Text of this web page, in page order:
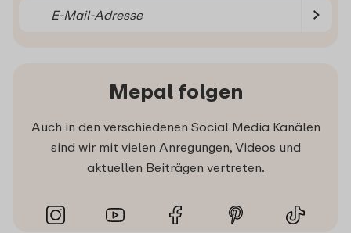
Mepal folgen
Auch in den verschiedenen Social Media Kanälen
sind wir mit vielen Anregungen, Videos und
aktuellen Beiträgen vertreten.